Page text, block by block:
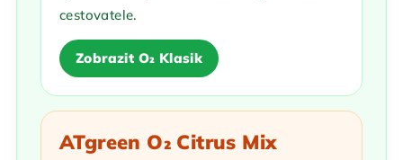
cestovatele.
Zobrazit O₂ Klasik
ATgreen O₂ Citrus Mix